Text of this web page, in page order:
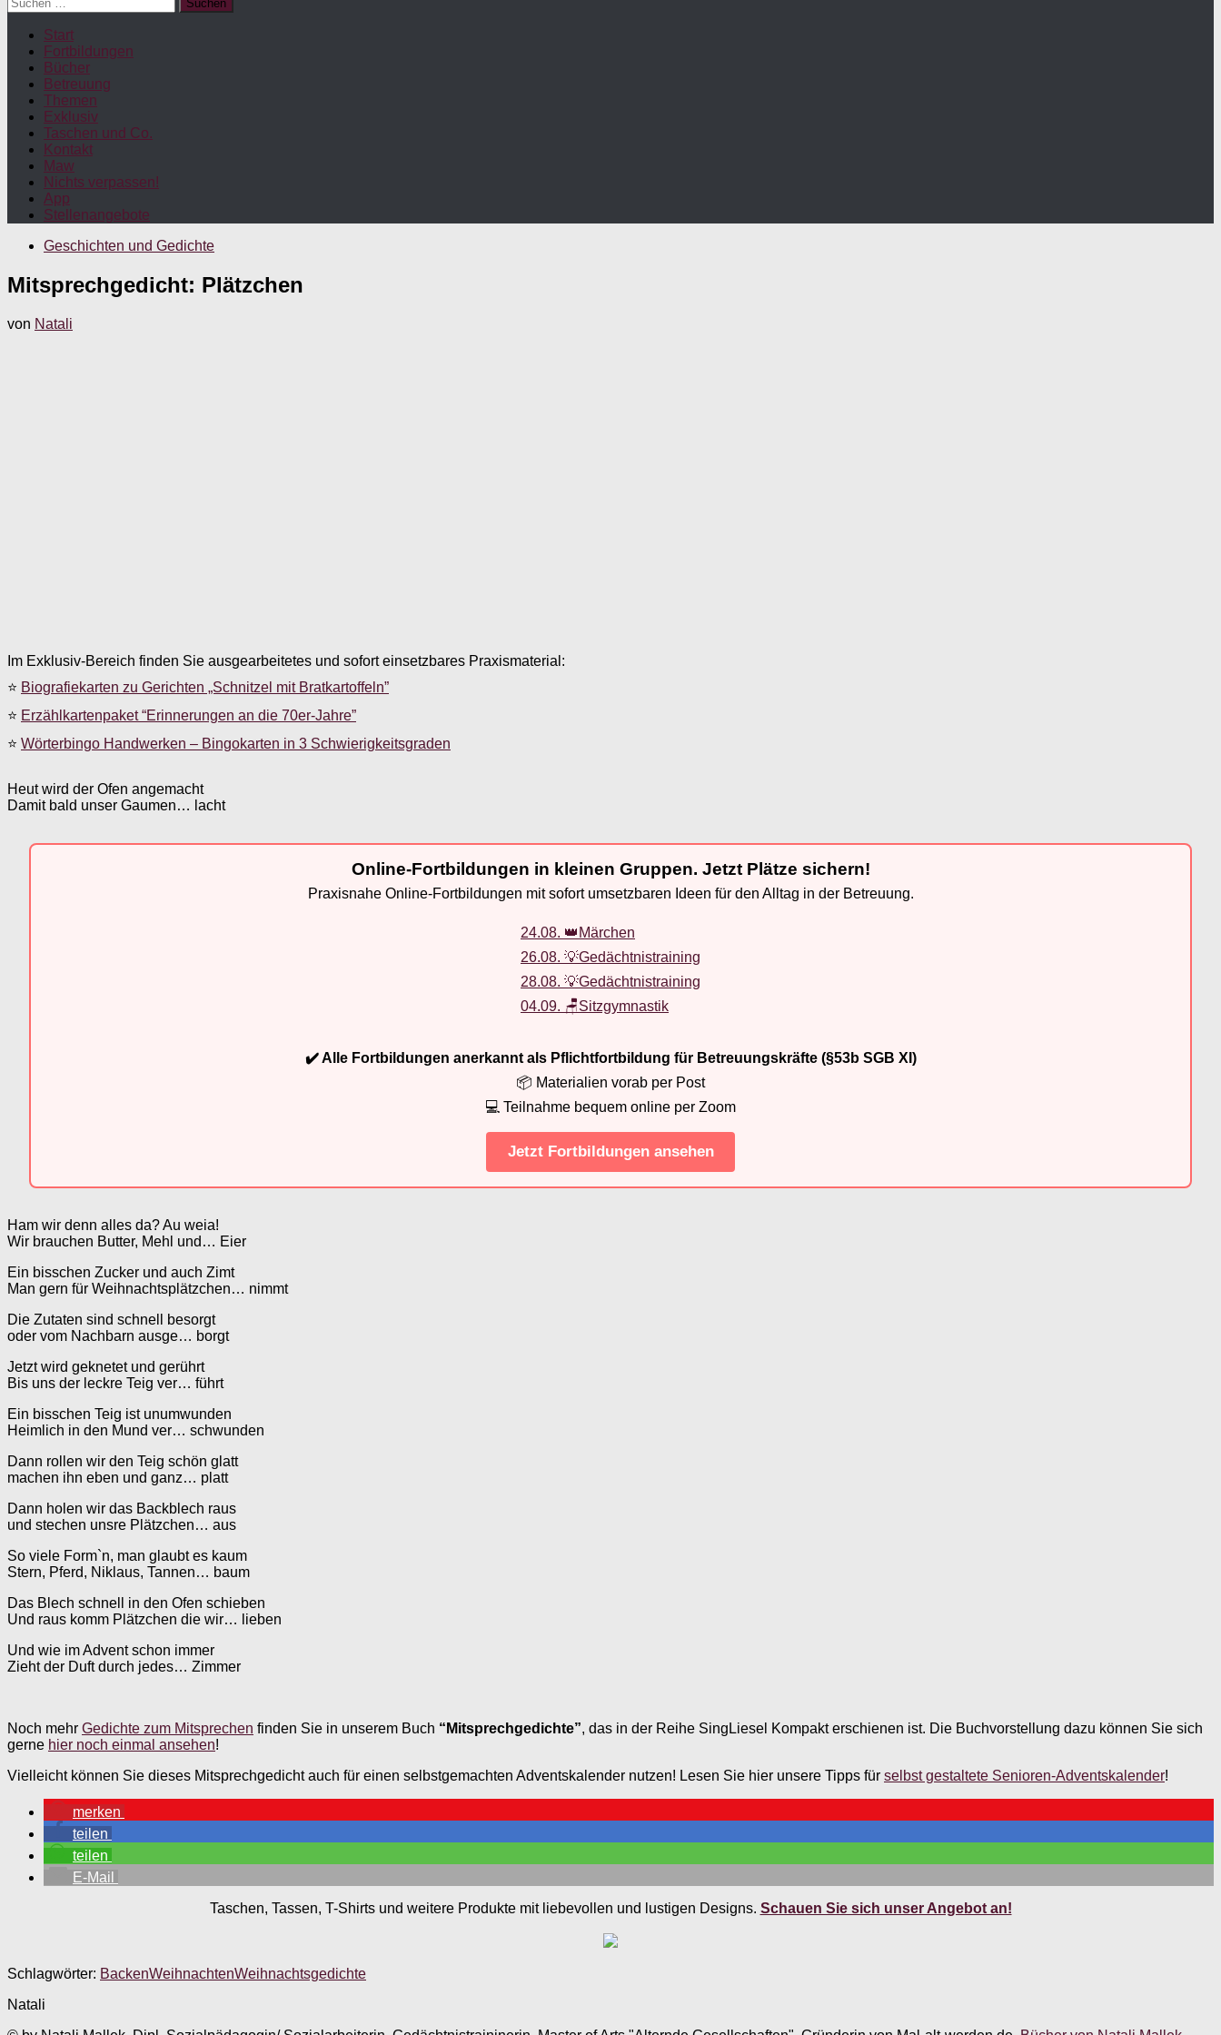
nach:
Start
Fortbildungen
Bücher
Betreuung
Themen
Exklusiv
Taschen und Co.
Kontakt
Maw
Nichts verpassen!
App
Stellenangebote
Geschichten und Gedichte
Mitsprechgedicht: Plätzchen
von Natali
Im Exklusiv-Bereich finden Sie ausgearbeitetes und sofort einsetzbares Praxismaterial:
⭐ Biografiekarten zu Gerichten „Schnitzel mit Bratkartoffeln”
⭐ Erzählkartenpaket “Erinnerungen an die 70er-Jahre”
⭐ Wörterbingo Handwerken – Bingokarten in 3 Schwierigkeitsgraden
Heut wird der Ofen angemacht
Damit bald unser Gaumen… lacht
Online-Fortbildungen in kleinen Gruppen. Jetzt Plätze sichern!
Praxisnahe Online-Fortbildungen mit sofort umsetzbaren Ideen für den Alltag in der Betreuung.
24.08. 👑Märchen
26.08. 💡Gedächtnistraining
28.08. 💡Gedächtnistraining
04.09. 🪑Sitzgymnastik
✔️ Alle Fortbildungen anerkannt als Pflichtfortbildung für Betreuungskräfte (§53b SGB XI)
📦 Materialien vorab per Post
💻 Teilnahme bequem online per Zoom
Jetzt Fortbildungen ansehen
Ham wir denn alles da? Au weia!
Wir brauchen Butter, Mehl und… Eier
Ein bisschen Zucker und auch Zimt
Man gern für Weihnachtsplätzchen… nimmt
Die Zutaten sind schnell besorgt
oder vom Nachbarn ausge… borgt
Jetzt wird geknetet und gerührt
Bis uns der leckre Teig ver… führt
Ein bisschen Teig ist unumwunden
Heimlich in den Mund ver… schwunden
Dann rollen wir den Teig schön glatt
machen ihn eben und ganz… platt
Dann holen wir das Backblech raus
und stechen unsre Plätzchen… aus
So viele Form`n, man glaubt es kaum
Stern, Pferd, Niklaus, Tannen… baum
Das Blech schnell in den Ofen schieben
Und raus komm Plätzchen die wir… lieben
Und wie im Advent schon immer
Zieht der Duft durch jedes… Zimmer
Noch mehr Gedichte zum Mitsprechen finden Sie in unserem Buch “Mitsprechgedichte”, das in der Reihe SingLiesel Kompakt erschienen ist. Die Buchvorstellung dazu können Sie sich
gerne hier noch einmal ansehen!
Vielleicht können Sie dieses Mitsprechgedicht auch für einen selbstgemachten Adventskalender nutzen! Lesen Sie hier unsere Tipps für selbst gestaltete Senioren-Adventskalender!
merken
teilen
teilen
E-Mail
Taschen, Tassen, T-Shirts und weitere Produkte mit liebevollen und lustigen Designs. Schauen Sie sich unser Angebot an!
Schlagwörter: BackenWeihnachtenWeihnachtsgedichte
Natali